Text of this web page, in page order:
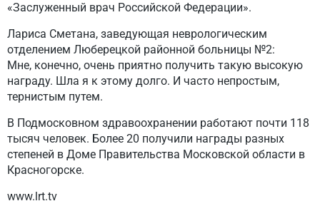
«Заслуженный врач Российской Федерации».
Лариса Сметана, заведующая неврологическим
отделением Люберецкой районной больницы №2:
Мне, конечно, очень приятно получить такую высокую
награду. Шла я к этому долго. И часто непростым,
тернистым путем.
В Подмосковном здравоохранении работают почти 118
тысяч человек. Более 20 получили награды разных
степеней в Доме Правительства Московской области в
Красногорске.
www.lrt.tv